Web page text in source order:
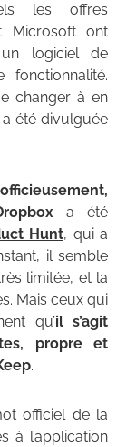
les offres
Microsoft ont
un logiciel de
changer à en
été divulguée
a été
Hunt, qui a
il semble
limitée, et la
Mais ceux qui
qu’il s’agit
propre et
.
officiel de la
à l’application